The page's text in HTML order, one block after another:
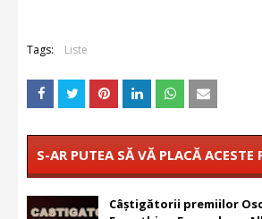
Tags: Liste
S-AR PUTEA SĂ VĂ PLACĂ ACESTE
Câștigătorii premiilor